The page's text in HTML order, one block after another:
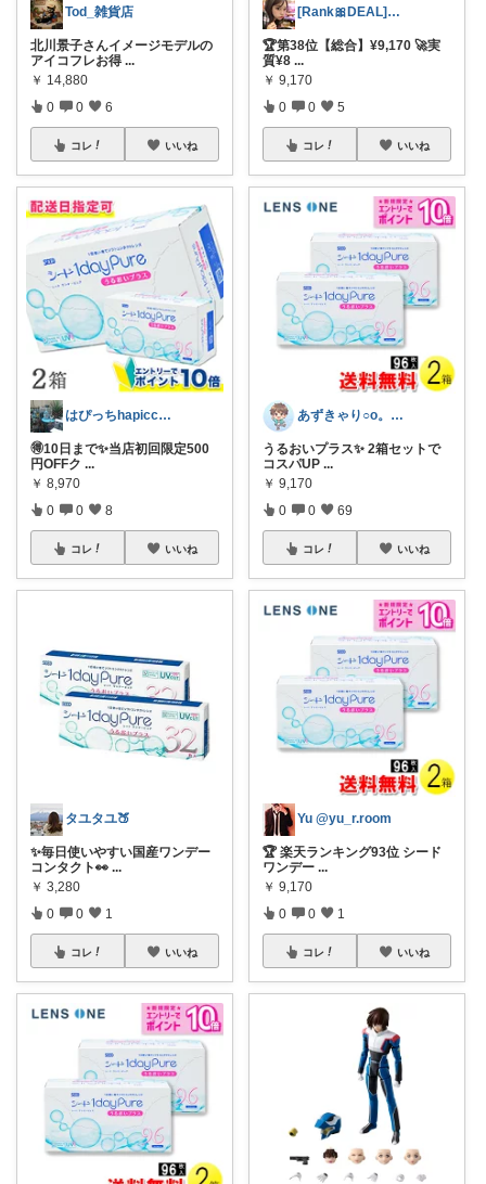
Tod_雑貨店
北川景子さんイメージモデルの
アイコフレお得 ...
￥ 14,880
0 0 6
コレ いいね
はぴっちhapicchi💎🏃感謝💐
🉐10日まで✨当店初回限定500
円OFFク ...
￥ 8,970
0 0 8
コレ いいね
タユタユ🍑
✨毎日使いやすい国産ワンデー
コンタクト👀 ...
￥ 3,280
0 0 1
コレ いいね
[Rank🎀DEAL]毎日コレ＠ano
🏆第38位【総合】¥9,170 🚀実
質¥8 ...
￥ 9,170
0 0 5
コレ いいね
あずきゃり○o。.🐟🐠
うるおいプラス✨ 2箱セットで
コスパUP ...
￥ 9,170
0 0 69
コレ いいね
Yu @yu_r.room
🏆 楽天ランキング93位 シード
ワンデー ...
￥ 9,170
0 0 1
コレ いいね